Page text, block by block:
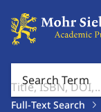
Search Term
Full-Text Search